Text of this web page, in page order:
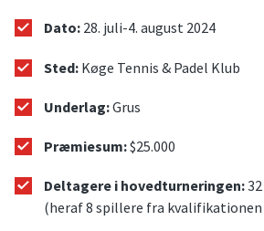
Dato: 28. juli-4. august 2024
Sted: Køge Tennis & Padel Klub
Underlag:Grus
Præmiesum:$25.000
Deltagere i hovedturneringen:
(heraf 8 spillere fra kvalifikationen